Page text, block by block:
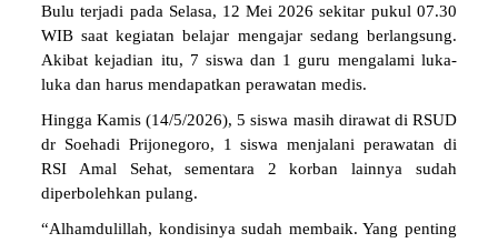
Bulu terjadi pada Selasa, 12 Mei 2026 sekitar pukul 07.30
WIB saat kegiatan belajar mengajar sedang berlangsung.
Akibat kejadian itu, 7 siswa dan 1 guru mengalami luka-
luka dan harus mendapatkan perawatan medis.
Hingga Kamis (14/5/2026), 5 siswa masih dirawat di RSUD
dr Soehadi Prijonegoro, 1 siswa menjalani perawatan di
RSI Amal Sehat, sementara 2 korban lainnya sudah
diperbolehkan pulang.
“Alhamdulillah, kondisinya sudah membaik. Yang penting